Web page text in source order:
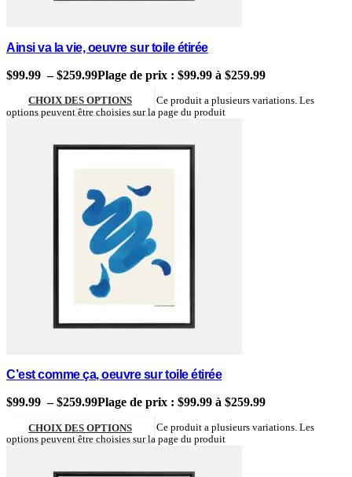
Ainsi va la vie, oeuvre sur toile étirée
$99.99 – $259.99Plage de prix : $99.99 à $259.99
CHOIX DES OPTIONS
Ce produit a plusieurs variations. Les
options peuvent être choisies sur la page du produit
C’est comme ça, oeuvre sur toile étirée
$99.99 – $259.99Plage de prix : $99.99 à $259.99
CHOIX DES OPTIONS
Ce produit a plusieurs variations. Les
options peuvent être choisies sur la page du produit